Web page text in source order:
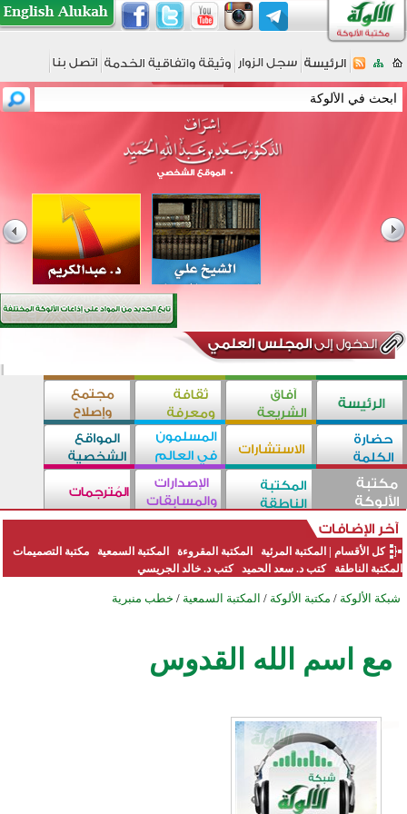
كل الأقسام المكتبة المرئية المكتبة المقروءة المكتبة السمعية
مكتبة التصميمات
المكتبة الناطقة
كتب د. سعد الحميد كتب د. خالد الجريسي
شبكة الألوكة / مكتبة الألوكة / المكتبة السمعية / خطب منبرية
مع اسم الله القدوس